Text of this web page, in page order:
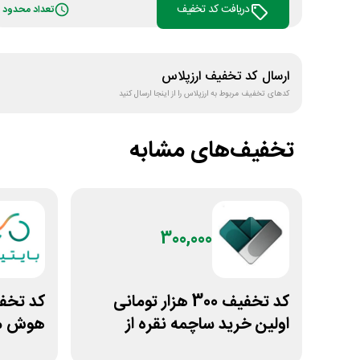
دریافت کد تخفیف تعداد محدود
ارسال کد تخفیف ارزپلاس
کدهای تخفیف مربوط بهارزپلاسرا از اینجا ارسال کنید
تخفیف‌های مشابه
300,000
کد تخفیف 300 هزار تومانی
اولین خرید ساچمه نقره از
هوش